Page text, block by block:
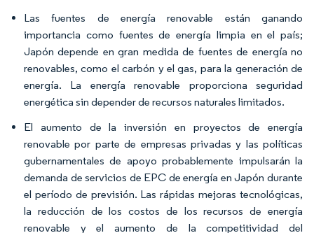
Las fuentes de energía renovable están ganando
importancia como fuentes de energía limpia en el país;
Japón depende en gran medida de fuentes de energía no
renovables, como el carbón y el gas, para la generación de
energía. La energía renovable proporciona seguridad
energética sin depender de recursos naturales limitados.
El aumento de la inversión en proyectos de energía
renovable por parte de empresas privadas y las políticas
gubernamentales de apoyo probablemente impulsarán la
demanda de servicios de EPC de energía en Japón durante
el período de previsión. Las rápidas mejoras tecnológicas,
la reducción de los costos de los recursos de energía
renovable y el aumento de la competitividad del